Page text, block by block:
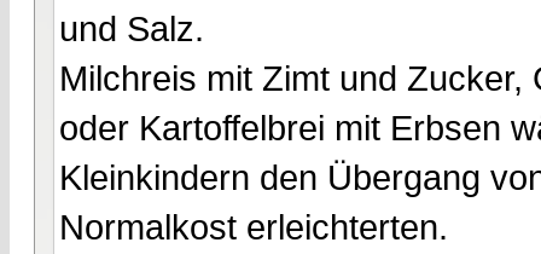
und Salz.
Milchreis mit Zimt und
oder Kartoffelbrei mit Erbsen
Kleinkindern den Übergang
Normalkost erleichterten.